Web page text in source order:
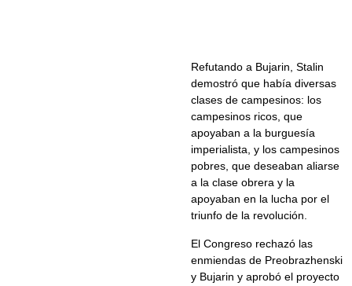
Refutando a Bujarin, Stalin
demostró que había diversas
clases de campesinos: los
campesinos ricos, que
apoyaban a la burguesía
imperialista, y los campesinos
pobres, que deseaban aliarse
a la clase obrera y la
apoyaban en la lucha por el
triunfo de la revolución.
El Congreso rechazó las
enmiendas de Preobrazhenski
y Bujarin y aprobó el proyecto